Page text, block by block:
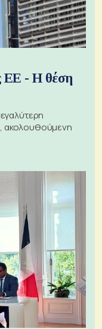
ΕΕ - Η θέση
ακολουθούμενη